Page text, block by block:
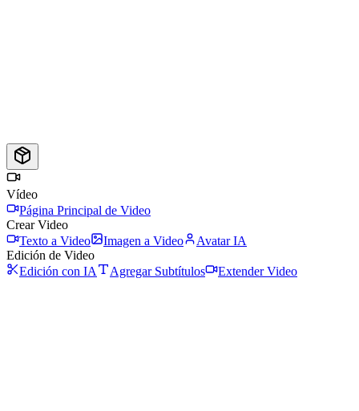
Vídeo
Página Principal de Video
Crear Video
Texto a Video
Imagen a Video
Avatar IA
Edición de Video
Edición con IA
Agregar Subtítulos Extender Video